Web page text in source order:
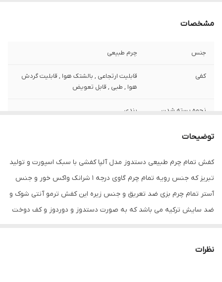
مشخصات
جنس چرم طبیعی
کفی
قابلیت ارتجاعی , بالشتک هوا , قابلیت گردش
هوا , طبی , قابل تعویض
نحوه بسته شدن
بندی
جزئیات
ظاهری شیک و بروز با استایل اسپورت قابل
ست با انواع شلوار های جین و کتان و پارچه ای
مناسب برای پیاده روی طولانی و استفاده
روزمره و رسمی
توضیحات
کفش تمام چرم طبیعی دستدوز مدل آلپا کفشی با سبک اسپورت و تولید
تبریز که جنس رویه تمام چرم گاوی درجه 1 شرانک واکس خور و جنس
آستر تمام چرم بزی ضد تعریق و جنس زیره این کفش ترمو آنتی شوک و
ضد سایش ترکیه می باشد که به صورت دستدوز و دوردوز و کف دوخت
نظرات